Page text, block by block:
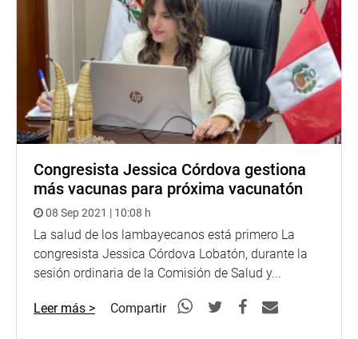
Congresista Jessica Córdova gestiona
más vacunas para próxima vacunatón
08 Sep 2021 | 10:08 h
La salud de los lambayecanos está primero La
congresista Jessica Córdova Lobatón, durante la
sesión ordinaria de la Comisión de Salud y...
Leer más > Compartir